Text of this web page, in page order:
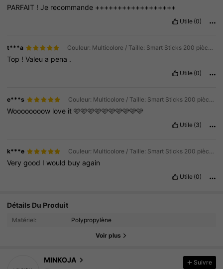
PARFAIT !Je recommande ++++++++++++++++++
Utile (0)
t***a Couleur: Multicolore / Taille: Smart Sticks 200 pièces (sac)
Top !Valeu a pena .
Utile (0)
e***s Couleur: Multicolore / Taille: Smart Sticks 200 pièces (sac)
Woooooooow love it🩷🩷🩷🩷🩷🩷🩷🩷🩷🩷
Utile (3)
k***e Couleur: Multicolore / Taille: Smart Sticks 200 pièces (sac)
Verygood Iwould buy again
Utile (0)
Détails Du Produit
Matériel: Polypropylène
Voir plus
MINKOJA
4.68
Suivre